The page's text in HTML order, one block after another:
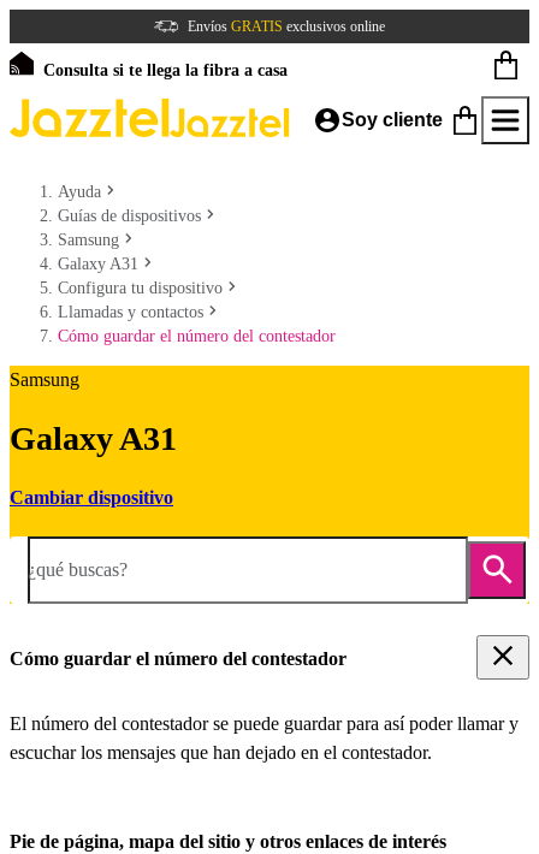
Envíos GRATIS exclusivos online
Consulta si te llega la fibra a casa
Soy cliente
Ayuda
Guías de dispositivos
Samsung
Galaxy A31
Configura tu dispositivo
Llamadas y contactos
Cómo guardar el número del contestador
Samsung
Galaxy A31
Cambiar dispositivo
¿qué buscas?
Cómo guardar el número del contestador
El número del contestador se puede guardar para así poder llamar y
escuchar los mensajes que han dejado en el contestador.
Pie de página, mapa del sitio y otros enlaces de interés